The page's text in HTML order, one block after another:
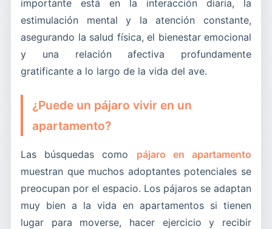
importante está en la interacción diaria, la
estimulación mental y la atención constante,
asegurando la salud física, el bienestar emocional
y una relación afectiva profundamente
gratificante a lo largo de la vida del ave.
¿Puede un pájaro vivir en un
apartamento?
Las búsquedas como pájaro en apartamento
muestran que muchos adoptantes potenciales se
preocupan por el espacio. Los pájaros se adaptan
muy bien a la vida en apartamentos si tienen
lugar para moverse, hacer ejercicio y recibir